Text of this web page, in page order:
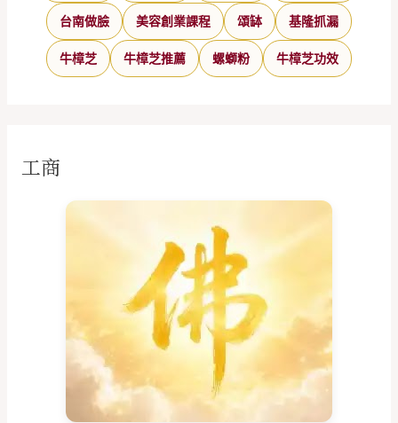
台南做臉 美容創業課程 頌缽 基隆抓漏
牛樟芝 牛樟芝推薦 螺螄粉 牛樟芝功效
工商